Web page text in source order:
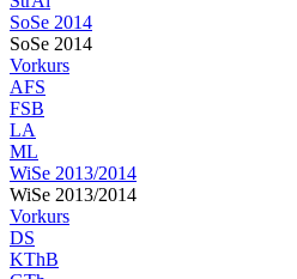
SoSe 2014
SoSe 2014
Vorkurs
AFS
FSB
LA
ML
WiSe 2013/2014
WiSe 2013/2014
Vorkurs
DS
KThB